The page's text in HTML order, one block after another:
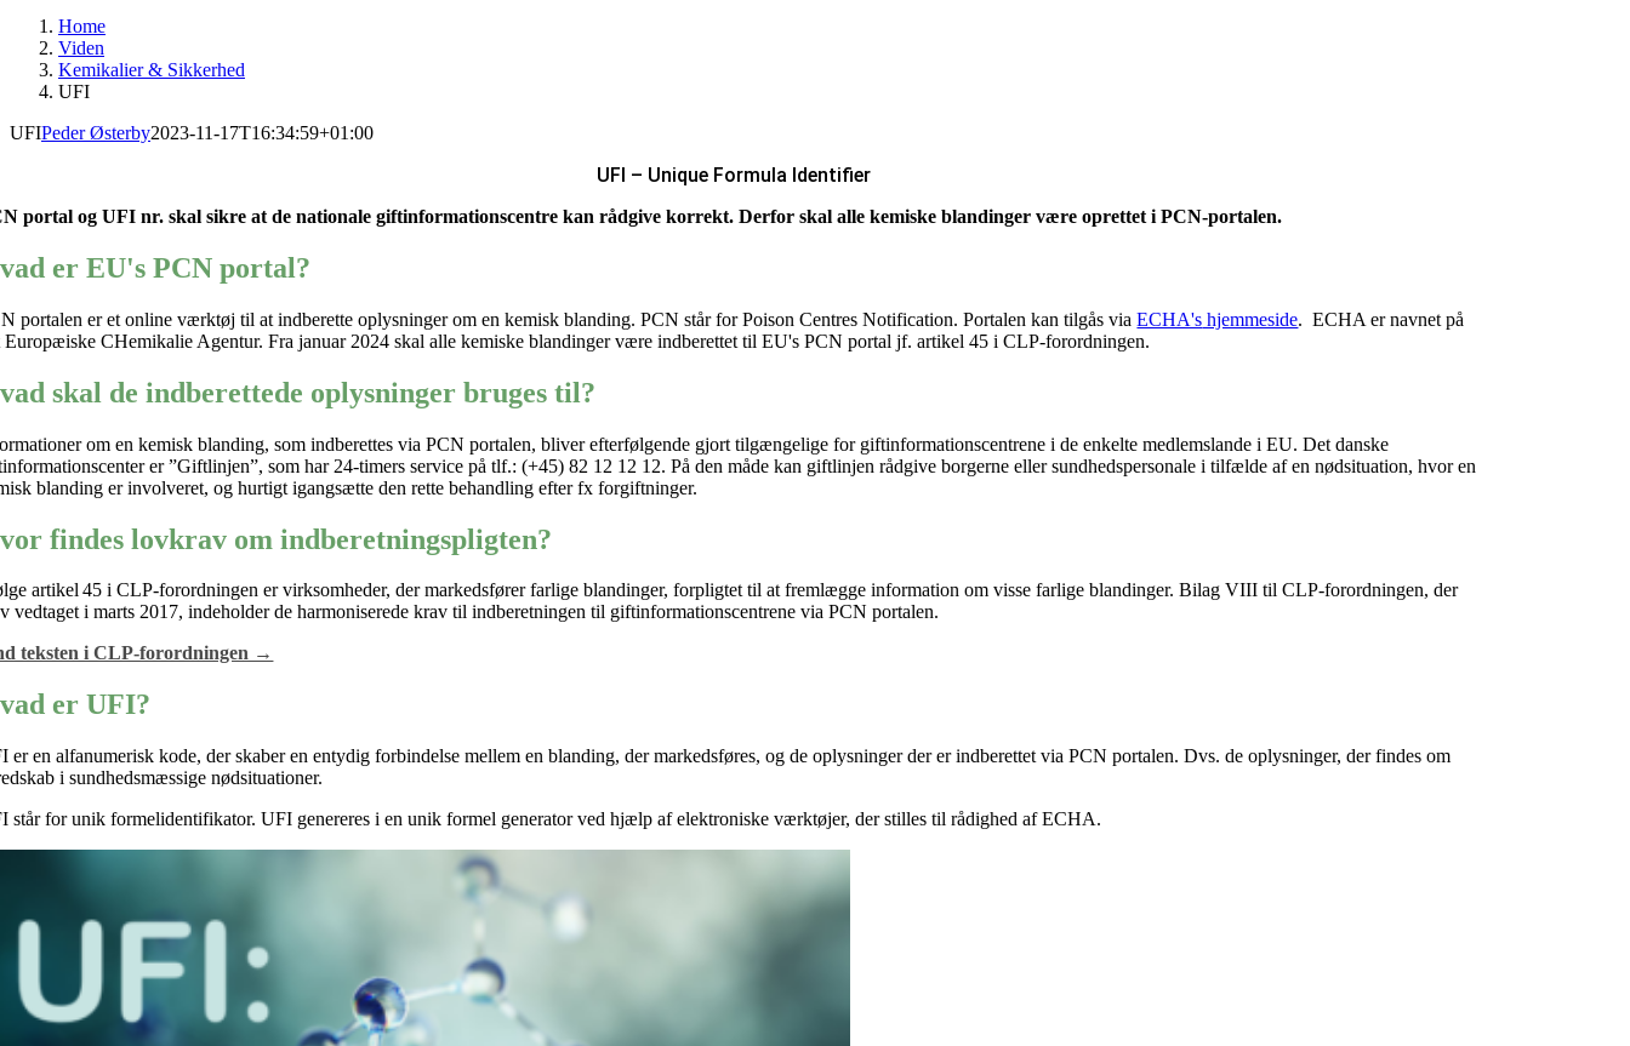
Home
Viden
Kemikalier & Sikkerhed
UFI
UFIPeder Østerby2023-11-17T16:34:59+01:00
UFI – Unique Formula Identifier
portal og UFI nr.skalsikreat de nationalegiftinformationscentre kan rådgive korrekt. Derfor skal alle kemiske blandinger være oprettet i PCN-portalen.
er EU's PCN portal?
portalen er et online værktøj til at indberette oplysninger om en kemisk blanding.PCN står forPoison Centres Notification. Portalen kan tilgås viaECHA's hjemmeside. ECHA er navnet på
EuropæiskeCHemikalie Agentur. Fra januar 2024 skal alle kemiske blandinger være indberettet til EU'sPCN portal jf. artikel 45 i CLP-forordningen.
skal de indberettede oplysninger bruges til?
om en kemisk blanding, som indberettes via PCN portalen,bliverefterfølgende gjort tilgængelige for giftinformationscentrene i de enkelte medlemslande i EU.Det danske
er ”Giftlinjen”, som har 24-timers service på tlf.: (+45) 82 12 12 12. På den måde kan giftlinjenrådgive borgerne eller sundhedspersonale i tilfælde af en nødsituation, hvor en
blanding er involveret, oghurtigt igangsætte den rette behandling efterfx forgiftninger.
findes lovkrav om indberetningspligten?
artikel 45 i CLP-forordningen er virksomheder, der markedsfører farlige blandinger, forpligtet til at fremlægge information om visse farlige blandinger.Bilag VIII til CLP-forordningen, der
vedtaget i marts 2017, indeholder de harmoniserede krav til indberetningen til giftinformationscentrene via PCN portalen.
teksten i CLP-forordningen →
er UFI?
er en alfanumerisk kode, derskaber en entydig forbindelse mellem en blanding, der markedsføres, og de oplysninger der er indberettet via PCN portalen. Dvs. de oplysninger, der findes om
i sundhedsmæssige nødsituationer.
står forunik formelidentifikator.UFI genereres i en unik formel generator ved hjælp af elektroniske værktøjer, der stilles til rådighed af ECHA.